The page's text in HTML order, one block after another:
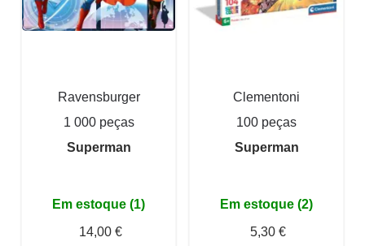
Ravensburger
1 000 peças
Superman
Em estoque (1)
14,00 €
Clementoni
100 peças
Superman
Em estoque (2)
5,30 €